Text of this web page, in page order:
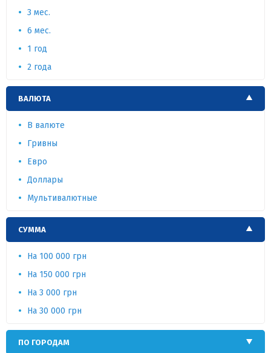
3 мес.
6 мес.
1 год
2 года
ВАЛЮТА
В валюте
Гривны
Евро
Доллары
Мультивалютные
СУММА
На 100 000 грн
На 150 000 грн
На 3 000 грн
На 30 000 грн
ПО ГОРОДАМ